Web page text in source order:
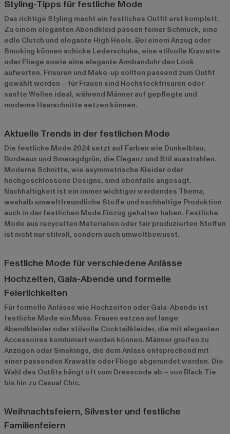
Styling-Tipps für festliche Mode
Das richtige Styling macht ein festliches Outfit erst komplett.
Zu einem eleganten Abendkleid passen feiner Schmuck, eine
edle Clutch und elegante High Heels. Bei einem Anzug oder
Smoking können schicke Lederschuhe, eine stilvolle Krawatte
oder Fliege sowie eine elegante Armbanduhr den Look
aufwerten. Frisuren und Make-up sollten passend zum Outfit
gewählt werden – für Frauen sind Hochsteckfrisuren oder
sanfte Wellen ideal, während Männer auf gepflegte und
moderne Haarschnitte setzen können.
Aktuelle Trends in der festlichen Mode
Die festliche Mode 2024 setzt auf Farben wie Dunkelblau,
Bordeaux und Smaragdgrün, die Eleganz und Stil ausstrahlen.
Moderne Schnitte, wie asymmetrische Kleider oder
hochgeschlossene Designs, sind ebenfalls angesagt.
Nachhaltigkeit ist ein immer wichtiger werdendes Thema,
weshalb umweltfreundliche Stoffe und nachhaltige Produktion
auch in der festlichen Mode Einzug gehalten haben. Festliche
Mode aus recycelten Materialien oder fair produzierten Stoffen
ist nicht nur stilvoll, sondern auch umweltbewusst.
Festliche Mode für verschiedene Anlässe
Hochzeiten, Gala-Abende und formelle
Feierlichkeiten
Für formelle Anlässe wie Hochzeiten oder Gala-Abende ist
festliche Mode ein Muss. Frauen setzen auf lange
Abendkleider oder stilvolle Cocktailkleider, die mit eleganten
Accessoires kombiniert werden können. Männer greifen zu
Anzügen oder Smokings, die dem Anlass entsprechend mit
einer passenden Krawatte oder Fliege abgerundet werden. Die
Wahl des Outfits hängt oft vom Dresscode ab – von Black Tie
bis hin zu Casual Chic.
Weihnachtsfeiern, Silvester und festliche
Familienfeiern